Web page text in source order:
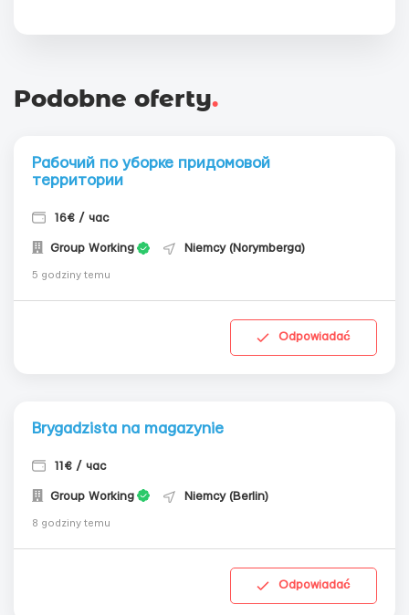
Podobne oferty.
Рабочий по уборке придомовой
территории
16€ / час
Group Working Niemcy (Norymberga)
5 godziny temu
Odpowiadać
Brygadzista na magazynie
11€ / час
Group Working Niemcy (Berlin)
8 godziny temu
Odpowiadać